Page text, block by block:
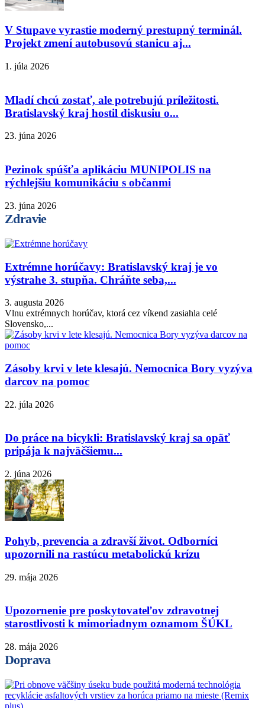
V Stupave vyrastie moderný prestupný terminál.
Projekt zmení autobusovú stanicu aj...
1. júla 2026
Mladí chcú zostať, ale potrebujú príležitosti.
Bratislavský kraj hostil diskusiu o...
23. júna 2026
Pezinok spúšťa aplikáciu MUNIPOLIS na
rýchlejšiu komunikáciu s občanmi
23. júna 2026
Zdravie
Extrémne horúčavy: Bratislavský kraj je vo
výstrahe 3. stupňa. Chráňte seba,...
3. augusta 2026
Vlnu extrémnych horúčav, ktorá cez víkend zasiahla celé
Slovensko,...
Zásoby krvi v lete klesajú. Nemocnica Bory vyzýva
darcov na pomoc
22. júla 2026
Do práce na bicykli: Bratislavský kraj sa opäť
pripája k najväčšiemu...
2. júna 2026
Pohyb, prevencia a zdravší život. Odborníci
upozornili na rastúcu metabolickú krízu
29. mája 2026
Upozornenie pre poskytovateľov zdravotnej
starostlivosti k mimoriadnym oznamom ŠÚKL
28. mája 2026
Doprava